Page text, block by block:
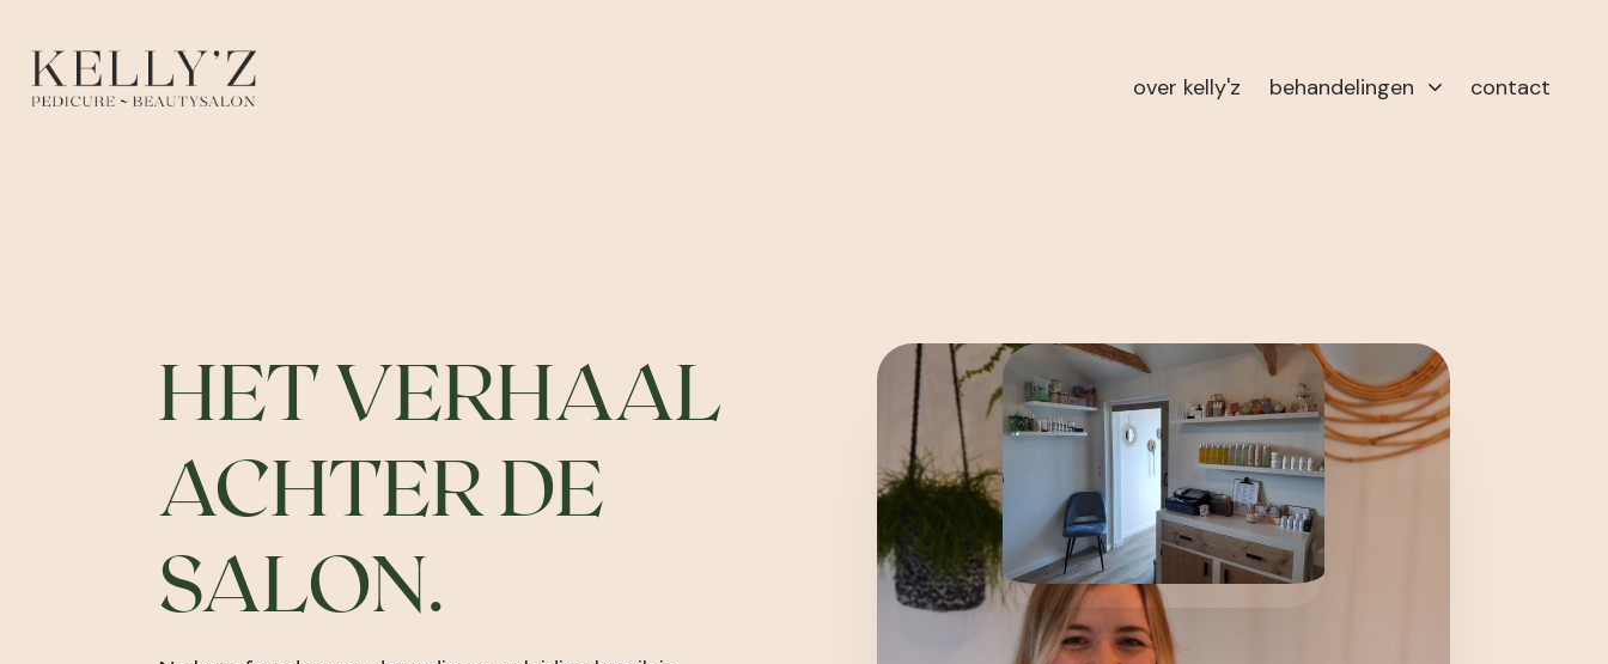
over kelly'z behandelingen contact
HET VERHAAL
ACHTER DE
SALON.